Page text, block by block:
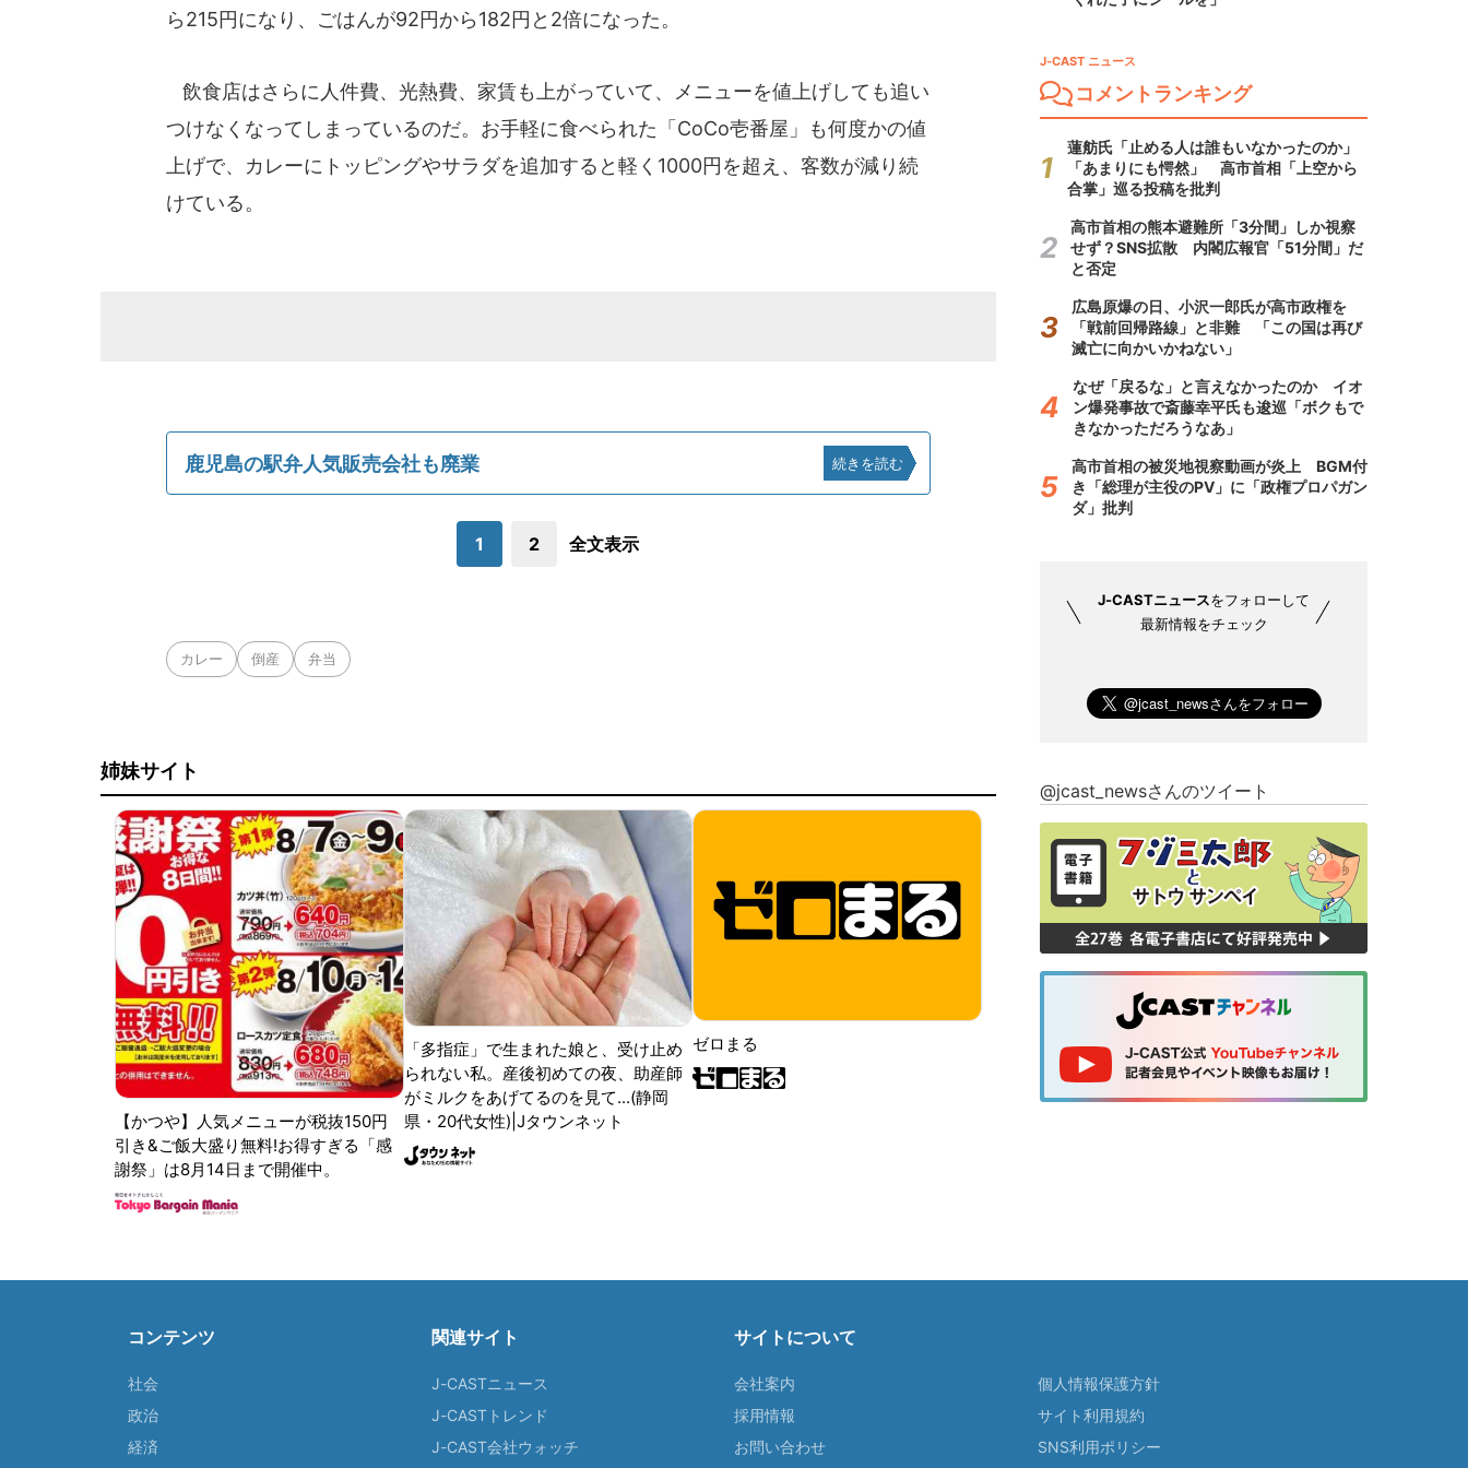
ら215円になり、ごはんが92円から182円と2倍になった。
飲食店はさらに人件費、光熱費、家賃も上がっていて、メニューを値上げしても追い
つけなくなってしまっているのだ。お手軽に食べられた「CoCo壱番屋」も何度かの値
上げで、カレーにトッピングやサラダを追加すると軽く1000円を超え、客数が減り続
けている。
鹿児島の駅弁人気販売会社も廃業 続きを読む
1 2 全文表示
カレー 倒産 弁当
姉妹サイト
【かつや】人気メニューが税抜150円
引き&ご飯大盛り無料!お得すぎる「感
謝祭」は8月14日まで開催中。
「多指症」で生まれた娘と、受け止め
られない私。産後初めての夜、助産師
がミルクをあげてるのを見て...(静岡
県・20代女性)|Jタウンネット
ゼロまる
J-CAST ニュース
コメントランキング
蓮舫氏「止める人は誰もいなかったのか」
「あまりにも愕然」 高市首相「上空から
合掌」巡る投稿を批判
高市首相の熊本避難所「3分間」しか視察
せず？SNS拡散 内閣広報官「51分間」だ
と否定
広島原爆の日、小沢一郎氏が高市政権を
「戦前回帰路線」と非難 「この国は再び
滅亡に向かいかねない」
なぜ「戻るな」と言えなかったのか イオ
ン爆発事故で斎藤幸平氏も逡巡「ボクもで
きなかっただろうなあ」
高市首相の被災地視察動画が炎上 BGM付
き「総理が主役のPV」に「政権プロパガン
ダ」批判
J-CASTニュースをフォローして
最新情報をチェック
@jcast_newsさんのツイート
コンテンツ
社会
政治
経済
関連サイト
J-CASTニュース
J-CASTトレンド
J-CAST会社ウォッチ
サイトについて
会社案内
採用情報
お問い合わせ
個人情報保護方針
サイト利用規約
SNS利用ポリシー